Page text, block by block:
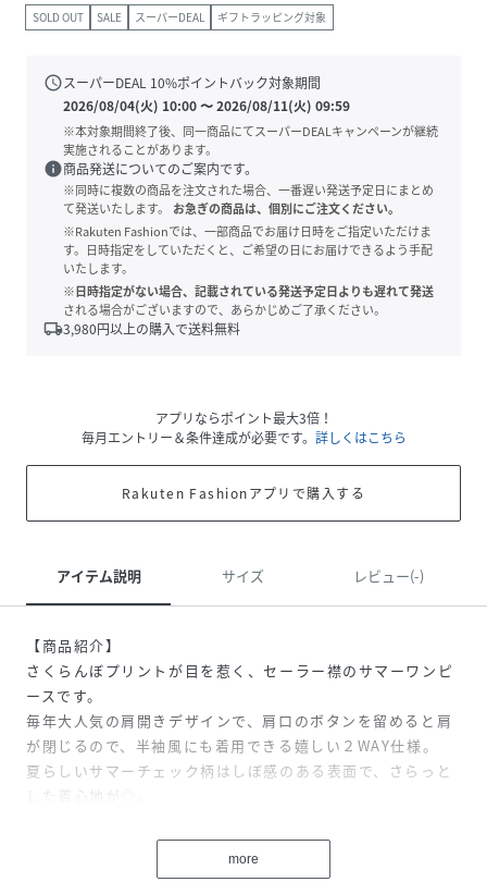
SOLD OUT SALE スーパーDEAL ギフトラッピング対象
scheduleスーパーDEAL 10%ポイントバック対象期間
2026/08/04(火) 10:00〜2026/08/11(火) 09:59
※本対象期間終了後、同一商品にてスーパーDEALキャンペーンが継続
実施されることがあります。
info商品発送についてのご案内です。
※同時に複数の商品を注文された場合、一番遅い発送予定日にまとめ
て発送いたします。
お急ぎの商品は、個別にご注文ください。
※Rakuten Fashionでは、一部商品でお届け日時をご指定いただけま
す。日時指定をしていただくと、ご希望の日にお届けできるよう手配
いたします。
※日時指定がない場合、記載されている発送予定日よりも遅れて発送
される場合がございますので、あらかじめご了承ください。
local_shipping3,980円以上の購入で送料無料
アプリならポイント最大3倍！
毎月エントリー＆条件達成が必要です。 詳しくはこちら
Rakuten Fashionアプリで購入する
アイテム説明 サイズ レビュー(-)
【商品紹介】
さくらんぼプリントが目を惹く、セーラー襟のサマーワンピ
ースです。
毎年大人気の肩開きデザインで、肩口のボタンを留めると肩
が閉じるので、半袖風にも着用できる嬉しい２WAY仕様。
夏らしいサマーチェック柄はしぼ感のある表面で、さらっと
した着心地が◎。
夏らしいセーラー襟と、光沢がキレイなグログランリボンの
more